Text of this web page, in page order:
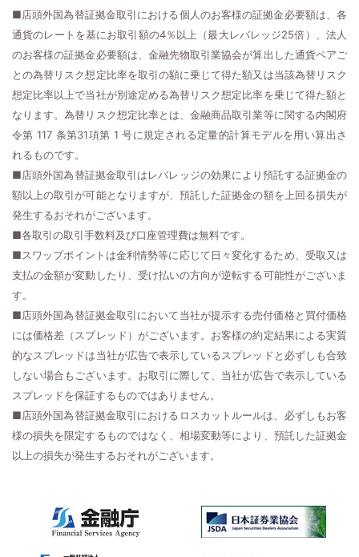
■店頭外国為替証拠金取引における個人のお客様の証拠金必要額は、各
通貨のレートを基にお取引額の4％以上（最大レバレッジ25倍）、法人
のお客様の証拠金必要額は、金融先物取引業協会が算出した通貨ペアご
との為替リスク想定比率を取引の額に乗じて得た額又は当該為替リスク
想定比率以上で当社が別途定める為替リスク想定比率を乗じて得た額と
なります。為替リスク想定比率とは、金融商品取引業等に関する内閣府
令第 117 条第31項第 1 号に規定される定量的計算モデルを用い算出さ
れるものです。
■店頭外国為替証拠金取引はレバレッジの効果により預託する証拠金の
額以上の取引が可能となりますが、預託した証拠金の額を上回る損失が
発生するおそれがございます。
■各取引の取引手数料及び口座管理費は無料です。
■スワップポイントは金利情勢等に応じて日々変化するため、受取又は
支払の金額が変動したり、受け払いの方向が逆転する可能性がございま
す。
■店頭外国為替証拠金取引において当社が提示する売付価格と買付価格
には価格差（スプレッド）がございます。お客様の約定結果による実質
的なスプレッドは当社が広告で表示しているスプレッドと必ずしも合致
しない場合もございます。お取引に際して、当社が広告で表示している
スプレッドを保証するものではありません。
■店頭外国為替証拠金取引におけるロスカットルールは、必ずしもお客
様の損失を限定するものではなく、相場変動等により、預託した証拠金
以上の損失が発生するおそれがございます。